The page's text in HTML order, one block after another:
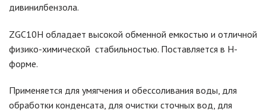
дивинилбензола.
ZGC10H обладает высокой обменной емкостью и отличной
физико-химической стабильностью. Поставляется в Н-
форме.
Применяется для умягчения и обессоливания воды, для
обработки конденсата, для очистки сточных вод, для